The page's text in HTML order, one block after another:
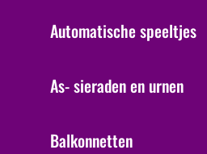
Automatische speeltjes
As- sieraden en urnen
Balkonnetten